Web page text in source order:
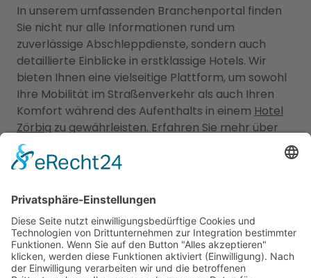
In unserem umfassenden Branchenportal finden
Sie nicht nur alle Informationen rund um
zuverlässige Abschleppdienste, sondern auch
detaillierte Einblicke in erstklassige Hotels. Wir
bieten Ihnen eine vielseitige Plattform, um sowohl
Ihre Mobilität im Straßenverkehr als auch Ihren
Komfort während des Aufenthalts in einem Hotel
Zörbig zu gewährleisten. Erfahren Sie mehr über
die verschiedenen Abschleppdienste in Ihrer
Region. Unsere Datenbank enthält eine Auswahl
einer Fahrzeugpanne oder eines Unfalls schnell
und effizient helfen. Informieren Sie sich über ihre
Dienstleistungen, Erreichbarkeit und
Kundenerfahrungen, um die beste Wahl für Ihre
Bedürfnisse zu treffen. Gleichzeitig bieten wir Ihnen